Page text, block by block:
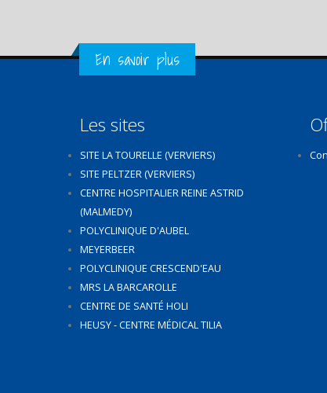
Get in Touch
En savoir plus
Les sites
SITE LA TOURELLE (VERVIERS)
SITE PELTZER (VERVIERS)
CENTRE HOSPITALIER REINE ASTRID
(MALMEDY)
POLYCLINIQUE D'AUBEL
MEYERBEER
POLYCLINIQUE CRESCEND'EAU
MRS LA BARCAROLLE
CENTRE DE SANTÉ HOLI
HEUSY - CENTRE MÉDICAL TILIA